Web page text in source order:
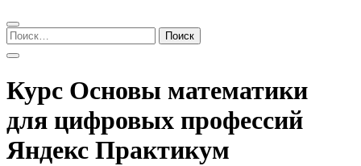
Найти:
Курс Основы математики
для цифровых профессий
Яндекс Практикум